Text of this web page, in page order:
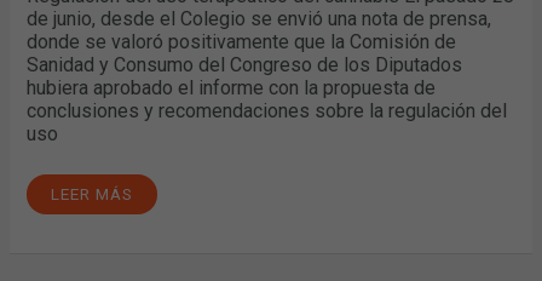
de junio, desde el Colegio se envió una nota de prensa,
donde se valoró positivamente que la Comisión de
Sanidad y Consumo del Congreso de los Diputados
hubiera aprobado el informe con la propuesta de
conclusiones y recomendaciones sobre la regulación del
uso
LEER MÁS